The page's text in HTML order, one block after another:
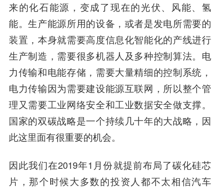
来的化石能源，变成了现在的光伏、风能、氢
能。生产能源所用的设备，或者是发电所需要的
装置，本身就需要高度信息化智能化的产线进行
生产制造，需要很多机器人及多种控制算法。电
力传输和电能存储，需要大量精细的控制系统，
电力传输因为需要建设能源互联网，所以整个管
理又需要工业网络安全和工业数据安全做支撑。
国家的双碳战略是一个持续几十年的大战略，因
此这里面有很重要的机会。
因此我们在2019年1月份就提前布局了碳化硅芯
片，那个时候大多数的投资人都不太相信汽车